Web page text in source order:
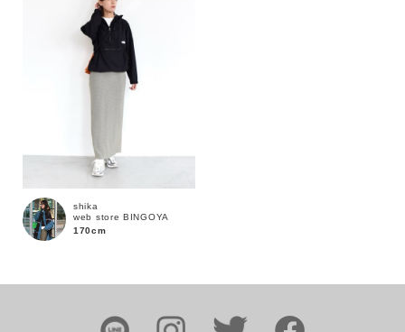
価格
shika
web store BINGOYA
170cm